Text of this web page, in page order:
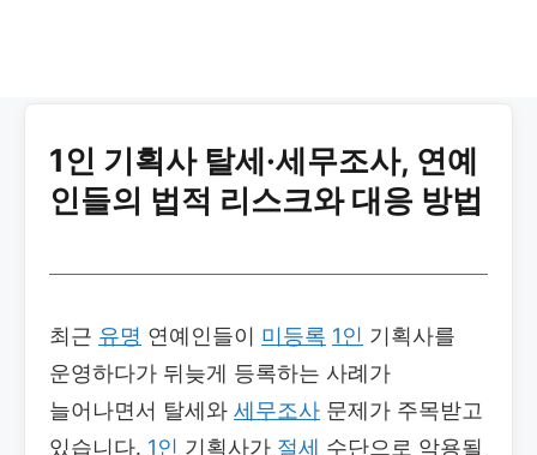
1인 기획사 탈세·세무조사, 연예
인들의 법적 리스크와 대응 방법
최근 유명 연예인들이 미등록 1인 기획사를
운영하다가 뒤늦게 등록하는 사례가
늘어나면서 탈세와 세무조사 문제가 주목받고
있습니다. 1인 기획사가 절세 수단으로 악용될